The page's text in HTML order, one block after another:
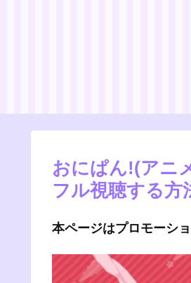
おにぱん!(アニ
フル視聴する方
本ページはプロモーシ